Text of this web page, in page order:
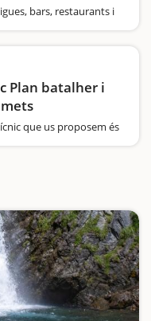
bars, restaurants i
poble. Podeu…
Plan batalher i
que us proposem és
La canalla…